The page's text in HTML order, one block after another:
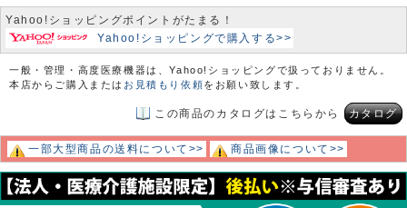
Yahoo!ショッピングポイントがたまる！
Yahoo!ショッピングで購入する>>
一般・管理・高度医療機器は、Yahoo!ショッピングで扱っておりません。
本店からご購入または お見積もり依頼をお願い致します。
この商品のカタログはこちらから カタログ
一部大型商品の送料について>> 商品画像について>>